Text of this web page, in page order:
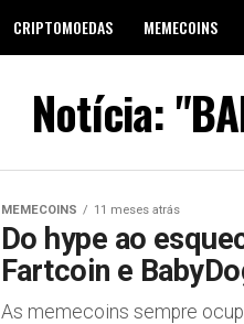
CRIPTOMOEDAS MEMECOINS
Notícia:
MEMECOINS 11 meses atrás
Do hype ao
Fartcoin e
As memecoins sempre